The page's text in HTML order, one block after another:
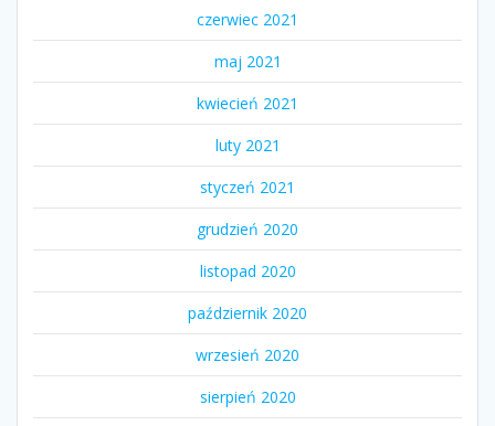
czerwiec 2021
maj 2021
kwiecień 2021
luty 2021
styczeń 2021
grudzień 2020
listopad 2020
październik 2020
wrzesień 2020
sierpień 2020